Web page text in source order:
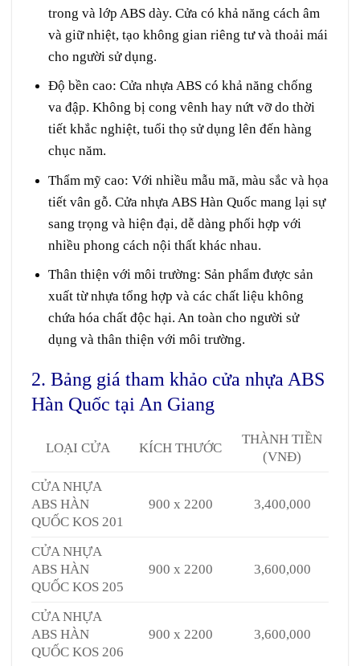
trong và lớp ABS dày. Cửa có khả năng cách âm
và giữ nhiệt, tạo không gian riêng tư và thoải mái
cho người sử dụng.
Độ bền cao: Cửa nhựa ABS có khả năng chống
va đập. Không bị cong vênh hay nứt vỡ do thời
tiết khắc nghiệt, tuổi thọ sử dụng lên đến hàng
chục năm.
Thẩm mỹ cao: Với nhiều mẫu mã, màu sắc và họa
tiết vân gỗ. Cửa nhựa ABS Hàn Quốc mang lại sự
sang trọng và hiện đại, dễ dàng phối hợp với
nhiều phong cách nội thất khác nhau.
Thân thiện với môi trường: Sản phẩm được sản
xuất từ nhựa tổng hợp và các chất liệu không
chứa hóa chất độc hại. An toàn cho người sử
dụng và thân thiện với môi trường.
2. Bảng giá tham khảo cửa nhựa ABS
Hàn Quốc tại An Giang
LOẠI CỬA KÍCH THƯỚC
THÀNH TIỀN
(VNĐ)
CỬA NHỰA
ABS HÀN
QUỐC KOS 201
900 x 2200 3,400,000
CỬA NHỰA
ABS HÀN
QUỐC KOS 205
900 x 2200 3,600,000
CỬA NHỰA
ABS HÀN
QUỐC KOS 206
900 x 2200 3,600,000